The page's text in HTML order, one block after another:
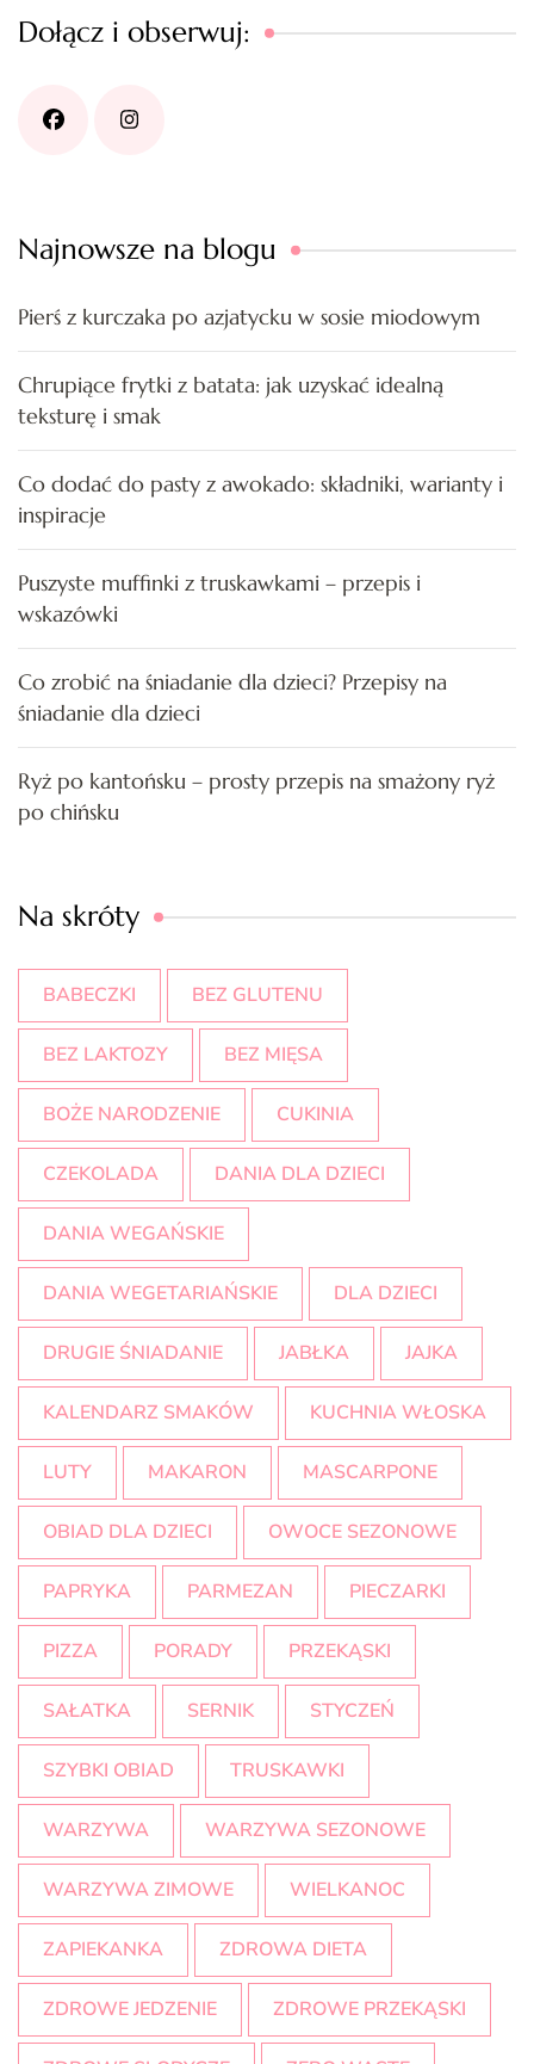
Dołącz i obserwuj:
Najnowsze na blogu
Pierś z kurczaka po azjatycku w sosie miodowym
Chrupiące frytki z batata: jak uzyskać idealną
teksturę i smak
Co dodać do pasty z awokado: składniki, warianty i
inspiracje
Puszyste muffinki z truskawkami – przepis i
wskazówki
Co zrobić na śniadanie dla dzieci? Przepisy na
śniadanie dla dzieci
Ryż po kantońsku – prosty przepis na smażony ryż
po chińsku
Na skróty
BABECZKI BEZ GLUTENU
BEZ LAKTOZY BEZ MIĘSA
BOŻE NARODZENIE CUKINIA
CZEKOLADA DANIA DLA DZIECI
DANIA WEGAŃSKIE
DANIA WEGETARIAŃSKIE DLA DZIECI
DRUGIE ŚNIADANIE JABŁKA JAJKA
KALENDARZ SMAKÓW KUCHNIA WŁOSKA
LUTY MAKARON MASCARPONE
OBIAD DLA DZIECI OWOCE SEZONOWE
PAPRYKA PARMEZAN PIECZARKI
PIZZA PORADY PRZEKĄSKI
SAŁATKA SERNIK STYCZEŃ
SZYBKI OBIAD TRUSKAWKI
WARZYWA WARZYWA SEZONOWE
WARZYWA ZIMOWE WIELKANOC
ZAPIEKANKA ZDROWA DIETA
ZDROWE JEDZENIE ZDROWE PRZEKĄSKI